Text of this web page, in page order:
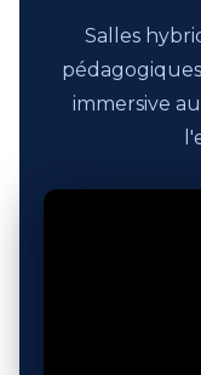
Salles
immersive